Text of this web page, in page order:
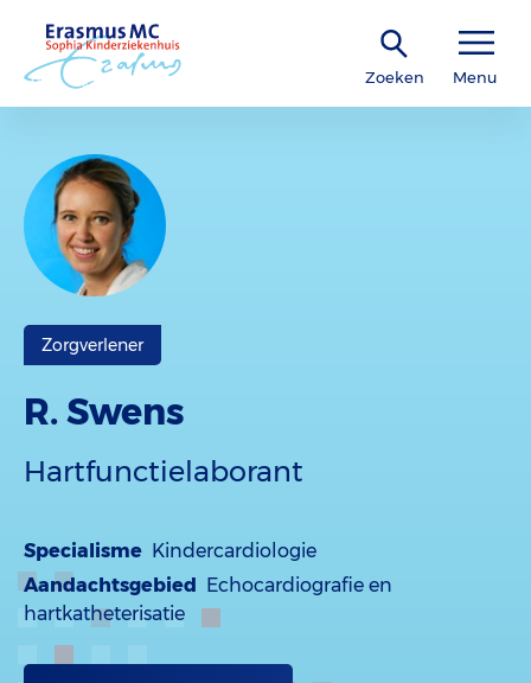
Zoeken Menu
Zorgverlener
R. Swens
Hartfunctielaborant
Specialisme Kindercardiologie
Aandachtsgebied Echocardiografie en
hartkatheterisatie